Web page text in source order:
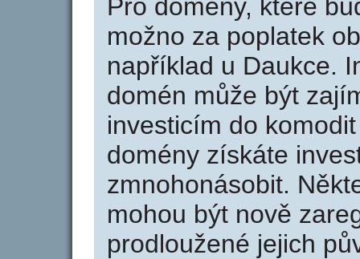
Pro domény, které
možno za poplatek
například u Daukce.
domén může být
investicím do
domény získáte
zmnohonásobit.
mohou být nově
prodloužené jejich